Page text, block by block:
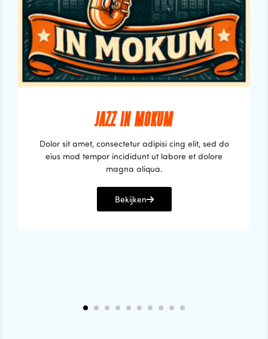
JAZZ IN MOKUM
Dolor sit amet, consectetur adipisi cing elit, sed do
eius mod tempor incididunt ut labore et dolore
magna aliqua.
Bekijken